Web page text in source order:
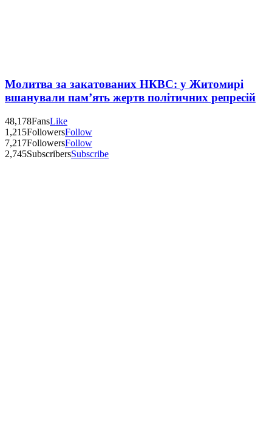
Молитва за закатованих НКВС: у Житомирі
вшанували пам’ять жертв політичних репресій
48,178FansLike
1,215FollowersFollow
7,217FollowersFollow
2,745SubscribersSubscribe